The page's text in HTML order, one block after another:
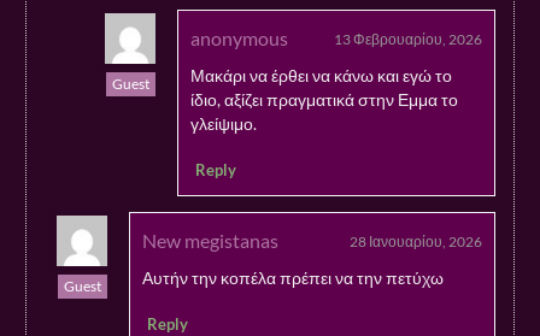
Guest
anonymous 13 Φεβρουαρίου, 2026
Μακάρι να έρθει να κάνω και εγώ το
ίδιο, αξίζει πραγματικά στην Εμμα το
γλείψιμο.
Reply
Guest
New megistanas 28 Ιανουαρίου, 2026
Αυτήν την κοπέλα πρέπει να την πετύχω
Reply